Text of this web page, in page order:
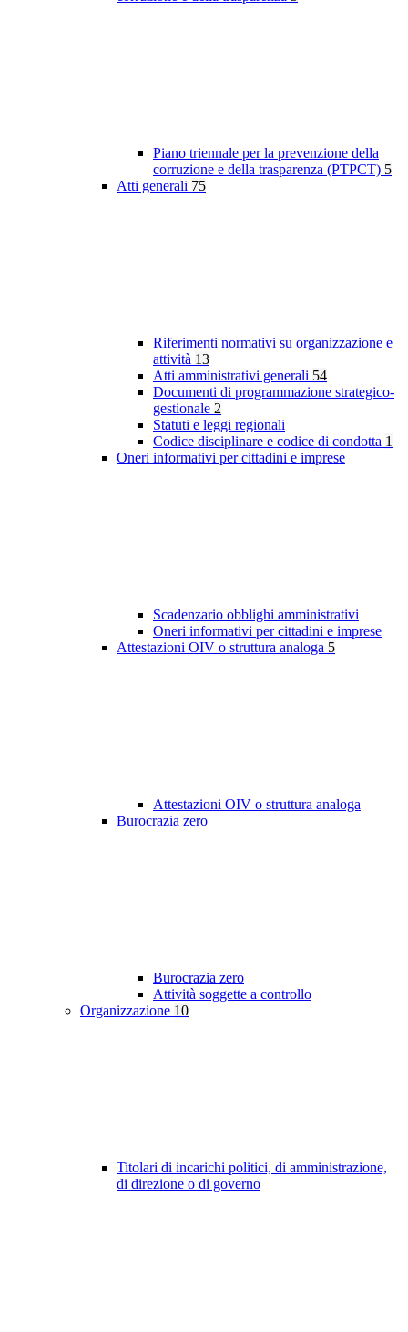
Piano triennale per la prevenzione della
corruzione e della trasparenza (PTPCT) 5
Atti generali 75
Riferimenti normativi su organizzazione e
attività 13
Atti amministrativi generali 54
Documenti di programmazione strategico-
gestionale 2
Statuti e leggi regionali
Codice disciplinare e codice di condotta 1
Oneri informativi per cittadini e imprese
Scadenzario obblighi amministrativi
Oneri informativi per cittadini e imprese
Attestazioni OIV o struttura analoga 5
Attestazioni OIV o struttura analoga
Burocrazia zero
Burocrazia zero
Attività soggette a controllo
Organizzazione 10
Titolari di incarichi politici, di amministrazione,
di direzione o di governo